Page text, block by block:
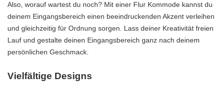
Also, worauf wartest du noch? Mit einer Flur Kommode kannst du
deinem Eingangsbereich einen beeindruckenden Akzent verleihen
und gleichzeitig für Ordnung sorgen. Lass deiner Kreativität freien
Lauf und gestalte deinen Eingangsbereich ganz nach deinem
persönlichen Geschmack.
Vielfältige Designs